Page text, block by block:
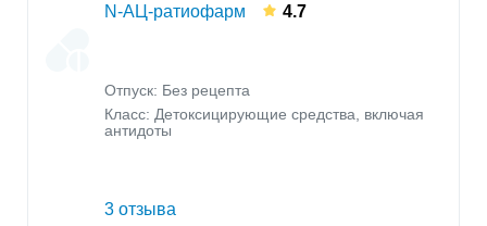
N-АЦ-ратиофарм 4.7
Отпуск: Без рецепта
Класс: Детоксицирующие средства, включая
антидоты
3 отзыва